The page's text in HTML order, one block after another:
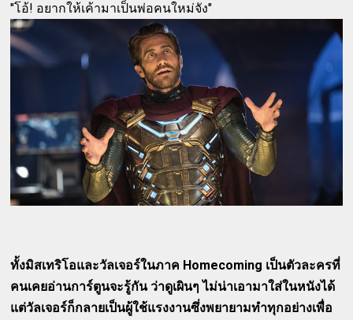
"โอ้! อยากให้เค้ามาเป็นพ่อคนใหม่จัง"
ทั้งมิสเทริโอและวัลเจอร์ในภาค Homecoming เป็นตัวละครที่
คนเคยอ่านการ์ตูนจะรู้กัน ว่าดูเผินๆ ไม่น่าเอามาใส่ในหนังได้
แต่วัลเจอร์ก็กลายเป็นผู้ใช้แรงงานซึ่งพยายามทำทุกอย่างเพื่อ